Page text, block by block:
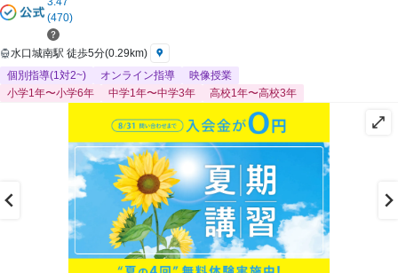
(470)
水口城南駅 徒歩5分(0.29km)
個別指導(1対2~)
オンライン指導
映像授業
小学1年〜小学6年
中学1年〜中学3年 高校1年〜高校3年